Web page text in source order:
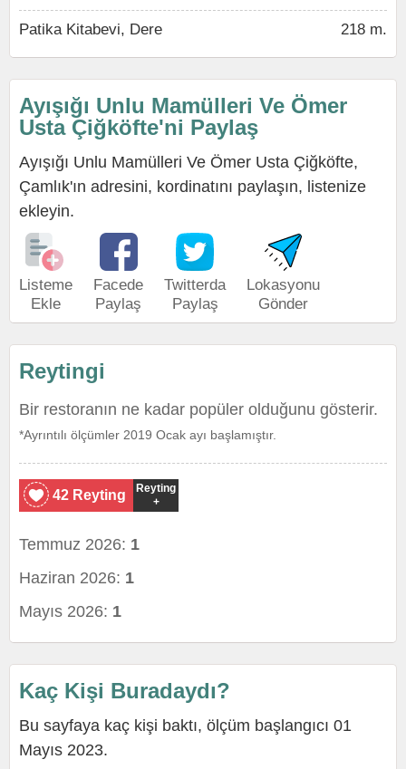
Patika Kitabevi, Dere 218 m.
Ayışığı Unlu Mamülleri Ve Ömer
Usta Çiğköfte'ni Paylaş
Ayışığı Unlu Mamülleri Ve Ömer Usta Çiğköfte,
Çamlık'ın adresini, kordinatını paylaşın, listenize
ekleyin.
Listeme
Ekle
Facede
Paylaş
Twitterda
Paylaş
Lokasyonu
Gönder
Reytingi
Bir restoranın ne kadar popüler olduğunu gösterir.
*Ayrıntılı ölçümler 2019 Ocak ayı başlamıştır.
42 Reyting
Reyting
+
Temmuz 2026: 1
Haziran 2026: 1
Mayıs 2026: 1
Kaç Kişi Buradaydı?
Bu sayfaya kaç kişi baktı, ölçüm başlangıcı 01
Mayıs 2023.